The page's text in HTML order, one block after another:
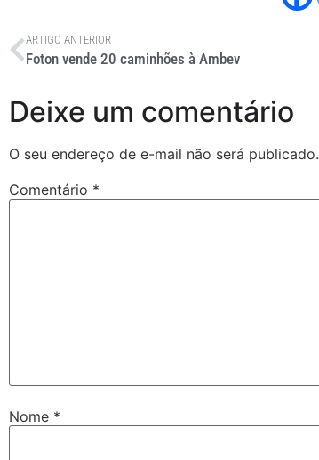
ARTIGO ANTERIOR
Foton vende 20 caminhões à Ambev
Deixe um comentário
O seu endereço de e-mail não será publicado.
Comentário *
Nome *